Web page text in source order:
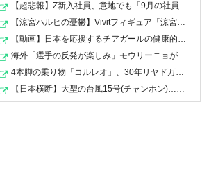
今日の選手たちは偉い！！！！
ありがとう！！！！！勝ったと
き以上に嬉しいかも！！！！＃
Consadole ＃コンサドーレ
#vegalta
— かいちょうべがった
(kaichovegatta)2020, 7月 18
【超悲報】Z新入社員、意地でも「9月の社員旅行」の計画…
【涼宮ハルヒの憂鬱】Vivitフィギュア「涼宮ハルヒ」プラ…
【動画】日本を応援するチアガールの健康的下半身ｗｗｗ…
海外「選手の反発が楽しみ」モウリーニョがレアル・に導…
4本脚の乗り物「コルレオ」、30年リヤド万博で披露へ 川…
【日本横断】大型の台風15号(チャンホン)…お盆休みの天気…